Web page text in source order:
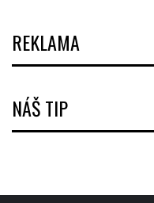
REKLAMA
NÁŠ TIP